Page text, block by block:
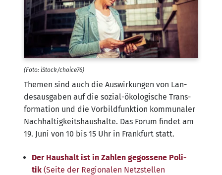
(Foto: iStock/​choice76)
The­men sind auch die Aus­wir­kun­gen von Lan­
des­aus­ga­ben auf die sozi­al-öko­lo­gi­sche Trans­
for­ma­ti­on und die Vor­bild­funk­ti­on kom­mu­na­ler
Nach­hal­tig­keits­haus­hal­te. Das Forum fin­det am
19. Juni von 10 bis 15 Uhr in Frank­furt statt.
Der Haus­halt ist in Zah­len gegos­se­ne Poli­
tik (Sei­te der Regio­na­len Netz­stel­len